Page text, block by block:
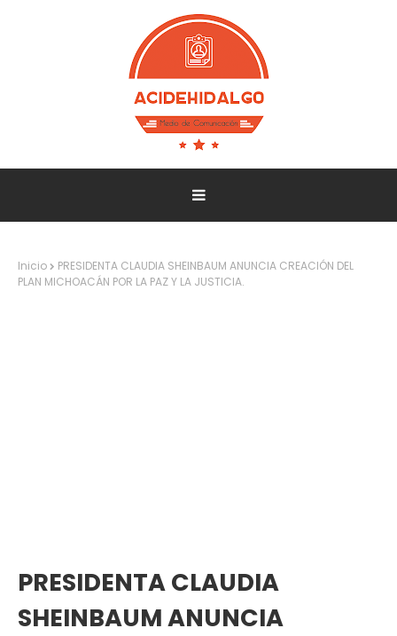
Inicio
PRESIDENTA CLAUDIA SHEINBAUM ANUNCIA CREACIÓN DEL
PLAN MICHOACÁN POR LA PAZ Y LA JUSTICIA.
PRESIDENTA CLAUDIA
SHEINBAUM ANUNCIA